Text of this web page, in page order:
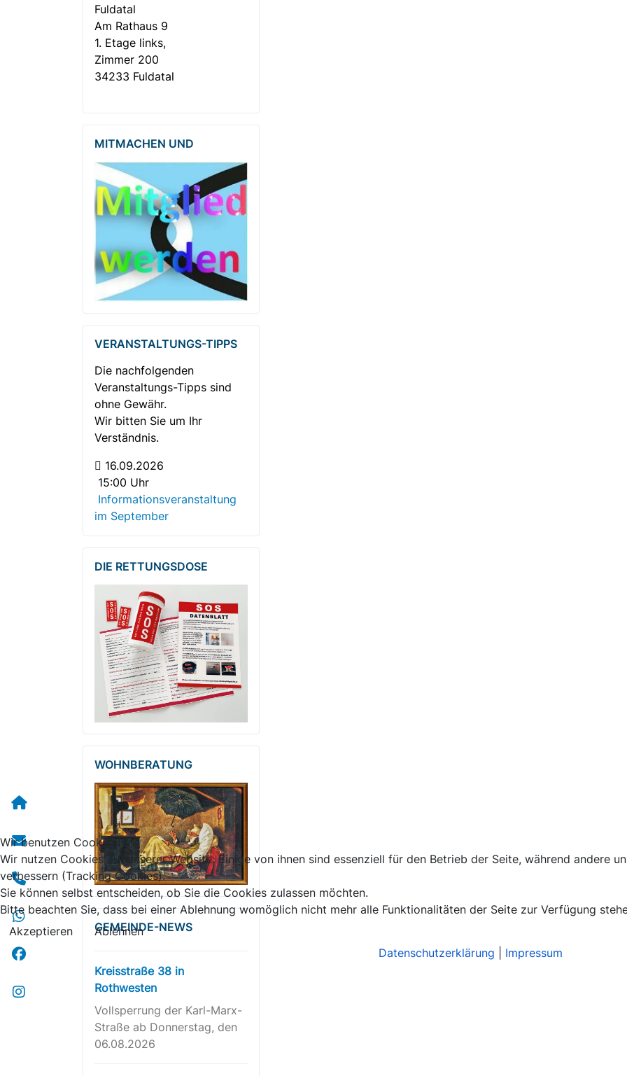
Fuldatal
Am Rathaus 9
1. Etage links,
Zimmer 200
34233 Fuldatal
MITMACHEN UND
VERANSTALTUNGS-TIPPS
Die nachfolgenden
Veranstaltungs-Tipps sind
ohne Gewähr.
Wir bitten Sie um Ihr
Verständnis.
16.09.2026
15:00 Uhr
Informationsveranstaltung
im September
DIE RETTUNGSDOSE
WOHNBERATUNG
GEMEINDE-NEWS
Kreisstraße 38 in
Rothwesten
Vollsperrung der Karl-Marx-
Straße ab Donnerstag, den
06.08.2026
Wir benutzen Cookies
Wir nutzen Cookies auf unserer Website. Einige von ihnen sind essenziell für den Betrieb der Seite, während andere
verbessern (Tracking Cookies).
Sie können selbst entscheiden, ob Sie die Cookies zulassen möchten.
Bitte beachten Sie, dass bei einer Ablehnung womöglich nicht mehr alle Funktionalitäten der Seite zur Verfügung
Akzeptieren
Ablehnen
Datenschutzerklärung
Impressum